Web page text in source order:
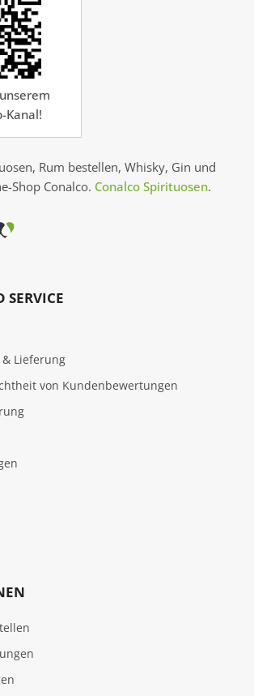
Kanal!
Rum bestellen, Whisky, Gin und
Shop Conalco. Conalco Spirituosen.
Lieferung
von Kundenbewertungen